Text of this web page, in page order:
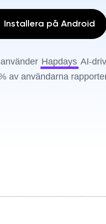
Installera på Android
Hapdays AI-
av användarna